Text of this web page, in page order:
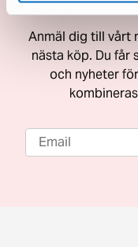
Anmäl dig till vårt
nästa köp. Du får
och nyheter